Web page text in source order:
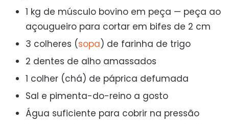
1 kg de músculo bovino em peça — peça ao
açougueiro para cortar em bifes de 2 cm
3 colheres (sopa) de farinha de trigo
2 dentes de alho amassados
1 colher (chá) de páprica defumada
Sal e pimenta-do-reino a gosto
Água suficiente para cobrir na pressão